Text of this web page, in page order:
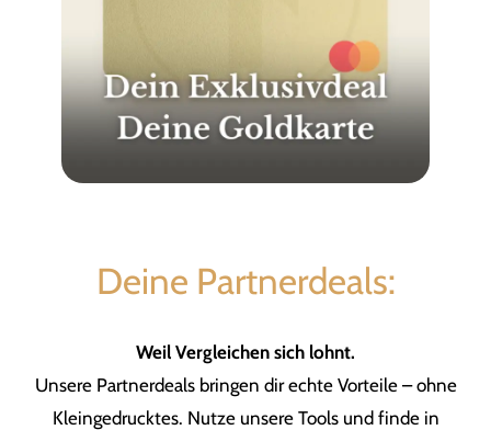
Deine Partnerdeals:
Weil Vergleichen sich lohnt.
Unsere Partnerdeals bringen dir echte Vorteile – ohne
Kleingedrucktes. Nutze unsere Tools und finde in